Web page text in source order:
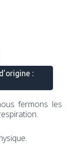
:
fermons les